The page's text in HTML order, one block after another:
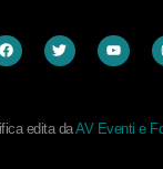
edita daAV Eventi e